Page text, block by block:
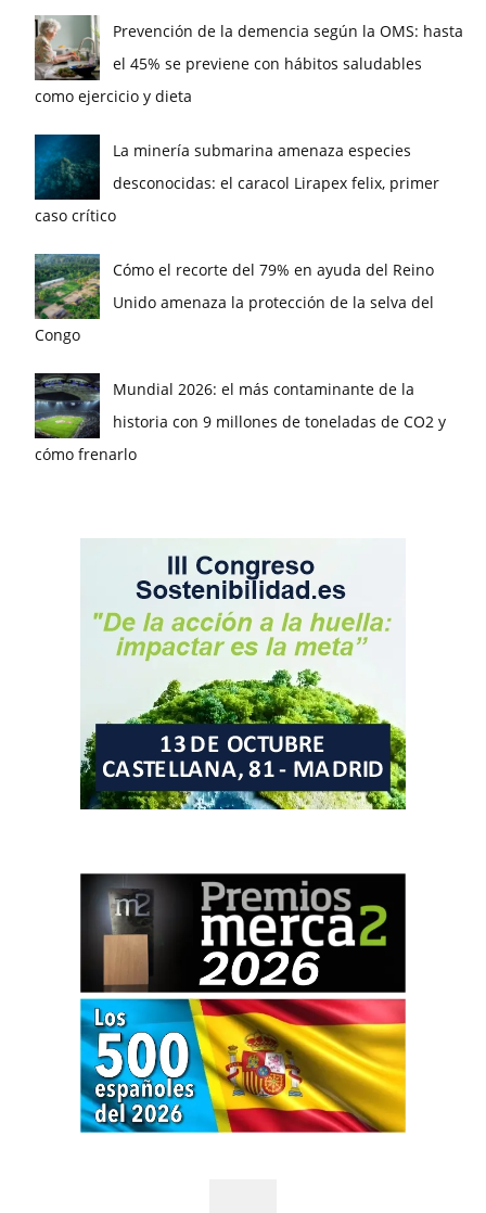
Prevención de la demencia según la OMS: hasta
el 45% se previene con hábitos saludables
como ejercicio y dieta
La minería submarina amenaza especies
desconocidas: el caracol Lirapex felix, primer
caso crítico
Cómo el recorte del 79% en ayuda del Reino
Unido amenaza la protección de la selva del
Congo
Mundial 2026: el más contaminante de la
historia con 9 millones de toneladas de CO2 y
cómo frenarlo